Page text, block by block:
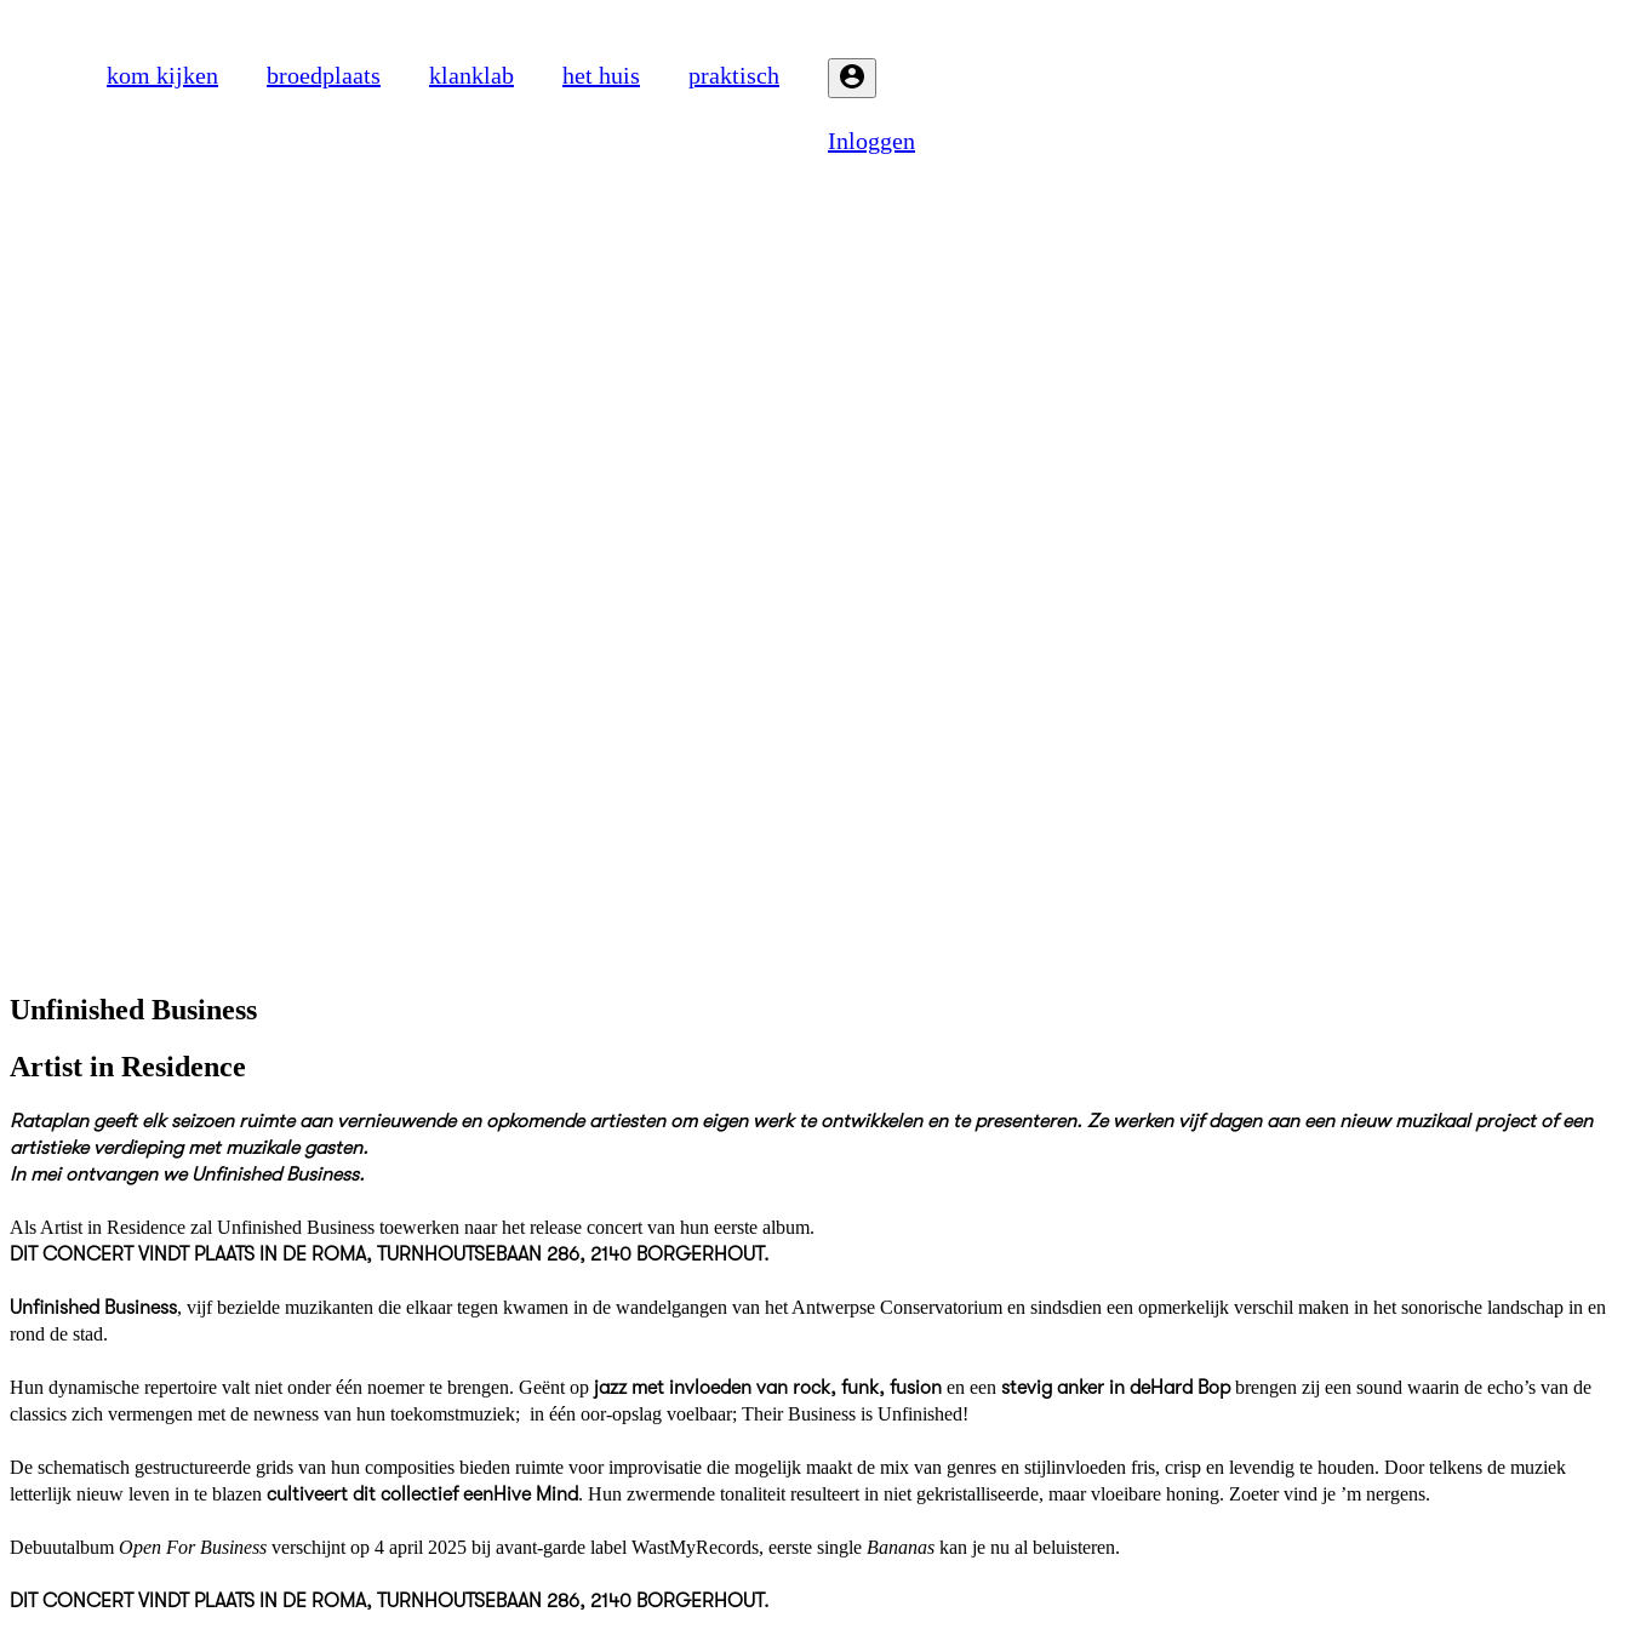
kom kijken broedplaats klanklab het huis praktisch
Inloggen
Unfinished Business
Artist in Residence
Rataplan geeft elk seizoen ruimte aan vernieuwende en opkomende artiesten om eigen werk te ontwikkelen en te presenteren. Ze werken vijf dagen aan een nieuw muzikaal project of een
artistieke verdieping met muzikale gasten.
In mei ontvangen we Unfinished Business.
Als Artist in Residence zal Unfinished Business toewerken naar het release concert van hun eerste album.
DIT CONCERT VINDT PLAATS IN DE ROMA, TURNHOUTSEBAAN 286, 2140 BORGERHOUT.
Unfinished Business, vijf bezielde muzikanten die elkaar tegen kwamen in de wandelgangen van het Antwerpse Conservatorium en sindsdien een opmerkelijk verschil maken in het sonorische landschap in en
rond de stad.
Hun dynamische repertoire valt niet onder één noemer te brengen. Geënt op jazz met invloeden van rock, funk, fusion en een stevig anker in deHard Bopbrengen zij een sound waarin de echo’s van de
classics zich vermengen met de newness van hun toekomstmuziek; in één oor-opslag voelbaar; Their Business is Unfinished!
De schematisch gestructureerde grids van hun composities bieden ruimte voor improvisatie die mogelijk maakt de mix van genres en stijlinvloeden fris, crisp en levendig te houden. Door telkens de muziek
letterlijk nieuw leven in te blazen cultiveert dit collectief eenHive Mind. Hun zwermende tonaliteit resulteert in niet gekristalliseerde, maar vloeibare honing. Zoeter vind je ’m nergens.
Debuutalbum Open For Business verschijnt op 4 april 2025 bij avant-garde label WastMyRecords, eerste single Bananas kan je nu al beluisteren.
DIT CONCERT VINDT PLAATS IN DE ROMA, TURNHOUTSEBAAN 286, 2140 BORGERHOUT.